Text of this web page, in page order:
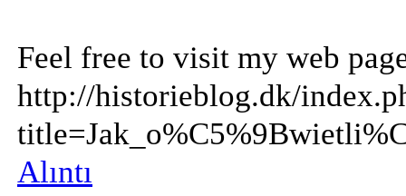
Feel free to visit my web
http://historieblog.dk/
Alıntı